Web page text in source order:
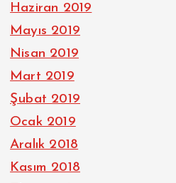
Haziran 2019
Mayıs 2019
Nisan 2019
Mart 2019
Şubat 2019
Ocak 2019
Aralık 2018
Kasım 2018